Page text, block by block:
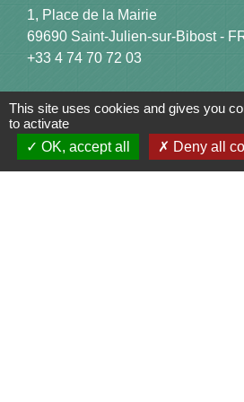
1, Place de la Mairie
69690 Saint-Julien-sur-Bibost -
+33 4 74 70 72 03
This site uses cookies and gives you
to activate
OK, accept all
Deny all